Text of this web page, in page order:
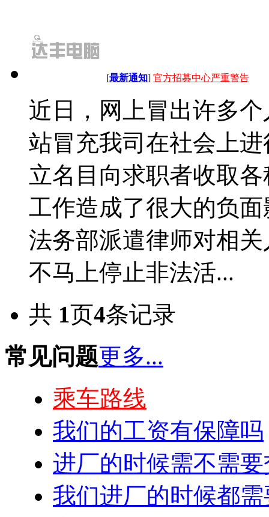
[最新通知] 官方招募中心严重警告
近日，网上冒出许多
站冒充我司在社会上
立名目向求职者收取
工作造成了很大的负
法务部派遣律师对相
不马上停止非法活...
共 1页4条记录
常见问题更多...
乘车路线
我们的工资有保障吗
进厂的时候需不需
我们进厂的时候都